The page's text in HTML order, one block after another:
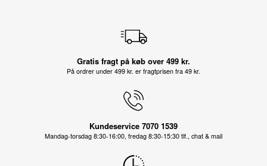
Gratis fragt på køb over 499 kr.
På ordrer under 499 kr. er fragtprisen fra 49 kr.
Kundeservice 7070 1539
Mandag-torsdag 8:30-16:00, fredag 8:30-15:30 tlf., chat & mail